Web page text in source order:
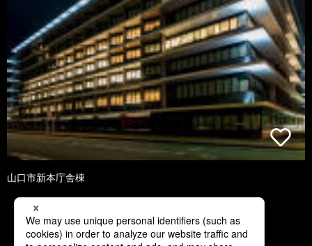
山口市新本庁舎棟
1 2 3 4 5